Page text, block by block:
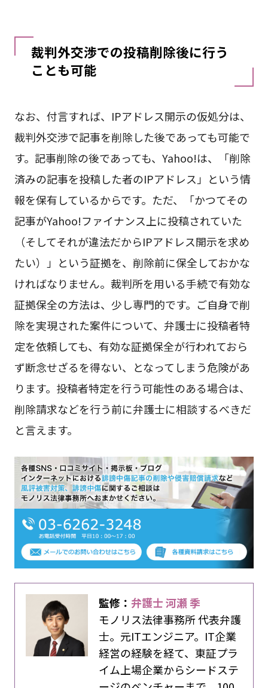
裁判外交渉での投稿削除後に行う
ことも可能
なお、付言すれば、IPアドレス開示の仮処分は、
裁判外交渉で記事を削除した後であっても可能で
す。記事削除の後であっても、Yahoo!は、「削除
済みの記事を投稿した者のIPアドレス」という情
報を保有しているからです。ただ、「かつてその
記事がYahoo!ファイナンス上に投稿されていた
（そしてそれが違法だからIPアドレス開示を求め
たい）」という証拠を、削除前に保全しておかな
ければなりません。裁判所を用いる手続で有効な
証拠保全の方法は、少し専門的です。ご自身で削
除を実現された案件について、弁護士に投稿者特
定を依頼しても、有効な証拠保全が行われておら
ず断念せざるを得ない、となってしまう危険があ
ります。投稿者特定を行う可能性のある場合は、
削除請求などを行う前に弁護士に相談するべきだ
と言えます。
監修：弁護士 河瀬 季
モノリス法律事務所 代表弁護
士。元ITエンジニア。IT企業
経営の経験を経て、東証プラ
イム上場企業からシードステ